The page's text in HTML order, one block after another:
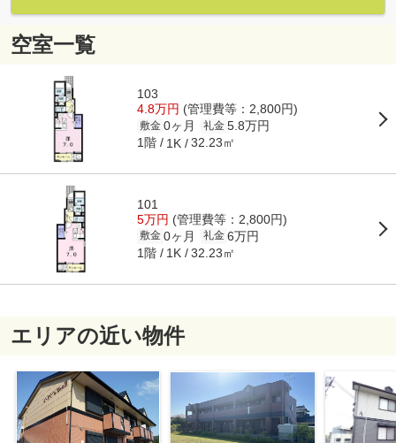
空室一覧
103
4.8万円 (管理費等：2,800円)
敷金 0ヶ月 礼金 5.8万円
1階 1K 32.23㎡
101
5万円 (管理費等：2,800円)
敷金 0ヶ月 礼金 6万円
1階 1K 32.23㎡
エリアの近い物件